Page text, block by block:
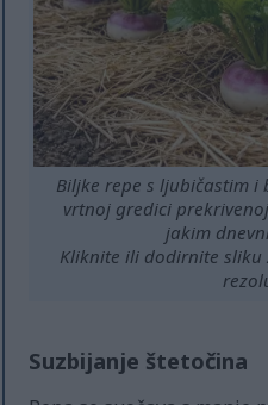
Biljke repe s ljubičastim
vrtnoj gredici
jakim
Kliknite ili dodirnite sliku
Suzbijanje štetočina